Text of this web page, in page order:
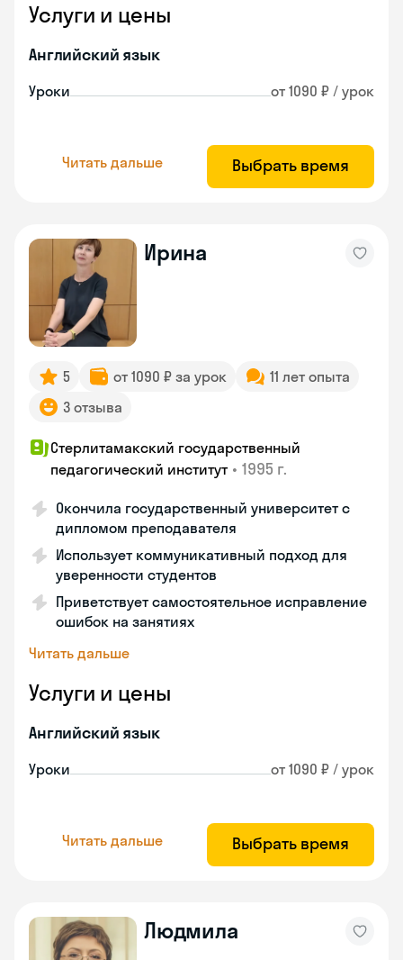
Услуги и цены
Английский язык
Уроки от 1090 ₽ / урок
Читать дальше Выбрать время
Ирина
5 от 1090 ₽ за урок
11 лет опыта
3 отзыва
Стерлитамакский государственный
педагогический институт • 1995 г.
Окончила государственный университет с
дипломом преподавателя
Использует коммуникативный подход для
уверенности студентов
Приветствует самостоятельное исправление
ошибок на занятиях
Читать дальше
Услуги и цены
Английский язык
Уроки от 1090 ₽ / урок
Читать дальше Выбрать время
Людмила